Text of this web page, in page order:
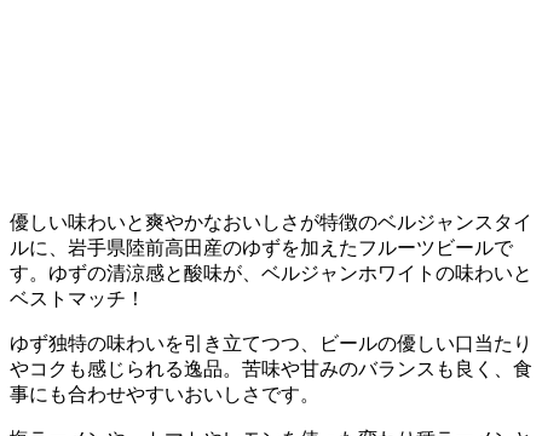
優しい味わいと爽やかなおいしさが特徴のベルジャンスタイ
ルに、岩手県陸前高田産のゆずを加えたフルーツビールで
す。ゆずの清涼感と酸味が、ベルジャンホワイトの味わいと
ベストマッチ！
ゆず独特の味わいを引き立てつつ、ビールの優しい口当たり
やコクも感じられる逸品。苦味や甘みのバランスも良く、食
事にも合わせやすいおいしさです。